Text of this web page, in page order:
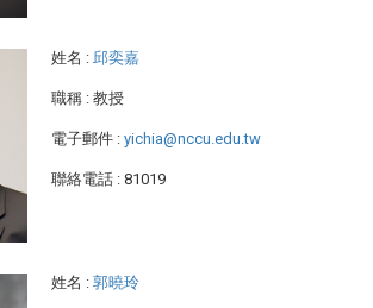
姓名 : 邱奕嘉
職稱 : 教授
電子郵件 : yichia@nccu.edu.tw
聯絡電話 : 81019
姓名 : 郭曉玲